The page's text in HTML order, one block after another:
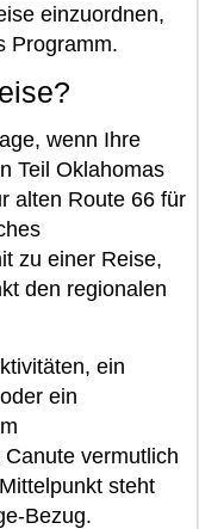
einzuordnen,
Programm.
wenn Ihre
Teil Oklahomas
alten Route 66 für
zu einer Reise,
den regionalen
ein
ein
vermutlich
steht
Bezug.